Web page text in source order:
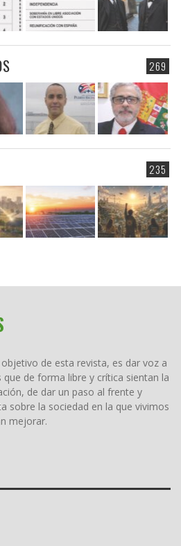
269
235
de esta revista, es dar voz a
de forma libre y crítica sientan la
de dar un paso al frente y
sobre la sociedad en la que vivimos
mejorar.